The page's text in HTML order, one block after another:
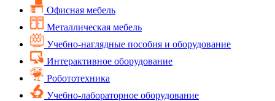
Офисная мебель
Металлическая мебель
Учебно-наглядные пособия и оборудование
Интерактивное оборудование
Робототехника
Учебно-лабораторное оборудование